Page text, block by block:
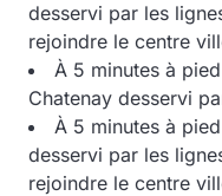
desservi par les
rejoindre le centre
À 5 minutes à
Chatenay desservi
À 5 minutes à
desservi par les
rejoindre le centre